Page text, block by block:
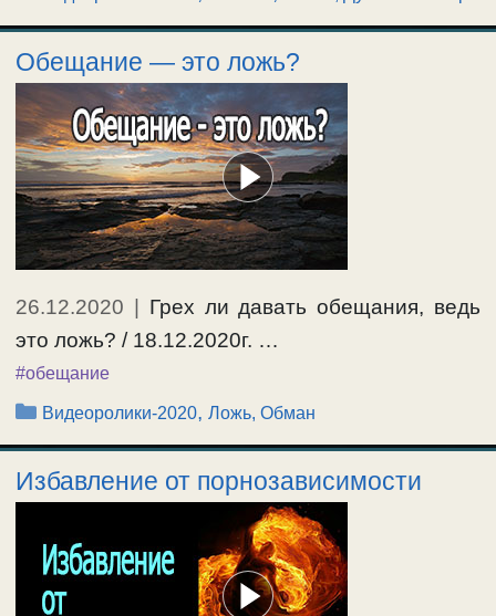
Обещание — это ложь?
26.12.2020 | Грех ли давать обещания, ведь
это ложь? / 18.12.2020г. …
#обещание
Рубрики
Видеоролики-2020,Ложь, Обман
Избавление от порнозависимости